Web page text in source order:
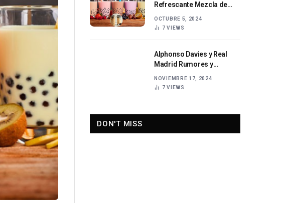
Refrescante Mezcla de
OCTUBRE 5, 2024
7VIEWS
Alphonso Davies y Real
Madrid Rumores y
NOVIEMBRE 17, 2024
7VIEWS
DON'T MISS